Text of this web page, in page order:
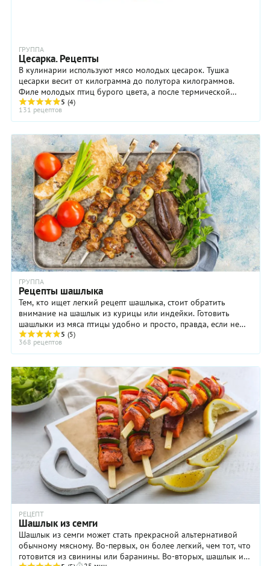
ГРУППА
Цесарка. Рецепты
В кулинарии используют мясо молодых цесарок. Тушка
цесарки весит от килограмма до полутора килограммов.
Филе молодых птиц бурого цвета, а после термической
обработки становится белым. Обычно мясо ...
5 (4)
131 рецептов
ГРУППА
Рецепты шашлыка
Тем, кто ищет легкий рецепт шашлыка, стоит обратить
внимание на шашлык из курицы или индейки. Готовить
шашлыки из мяса птицы удобно и просто, правда, если не
знать некоторых секретов, он может ...
5 (5)
368 рецептов
РЕЦЕПТ
Шашлык из семги
Шашлык из семги может стать прекрасной альтернативой
обычному мясному. Во-первых, он более легкий, чем тот, что
готовится из свинины или баранины. Во-вторых, шашлык из